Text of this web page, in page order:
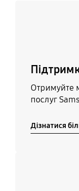
Отримуйте
послуг
Дізнатися